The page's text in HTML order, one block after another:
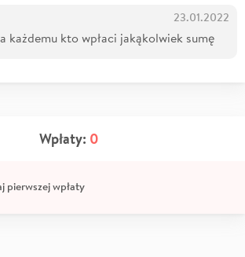
23.01.2022
każdemu kto wpłaci jakąkolwiek sumę
Wpłaty: 0
pierwszej wpłaty